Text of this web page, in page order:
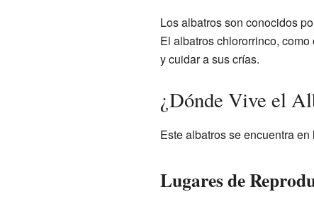
Los albatros son conocidos
El albatros chlororrinco,
y cuidar a sus crías.
¿Dónde Vive el
Este albatros se encuentra
Lugares de